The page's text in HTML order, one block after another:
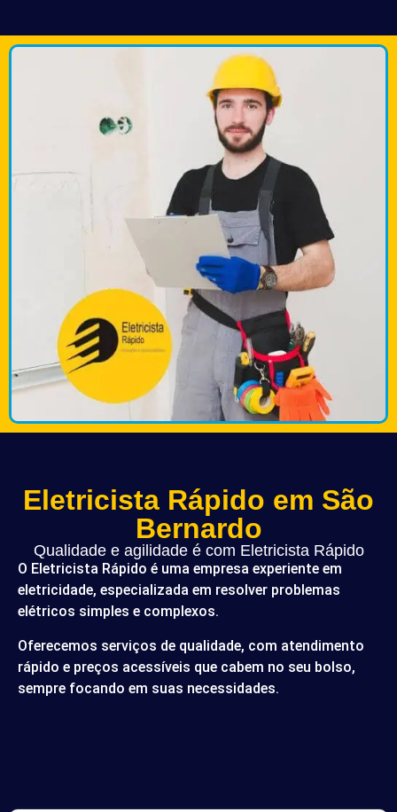
Eletricista Rápido em São
Bernardo
Qualidade e agilidade é com Eletricista Rápido
O Eletricista Rápido é uma empresa experiente em
eletricidade, especializada em resolver problemas
elétricos simples e complexos.
Oferecemos serviços de qualidade, com atendimento
rápido e preços acessíveis que cabem no seu bolso,
sempre focando em suas necessidades.